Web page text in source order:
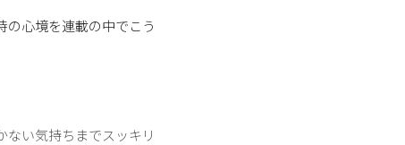
心境を連載の中でこう
い気持ちまでスッキリ